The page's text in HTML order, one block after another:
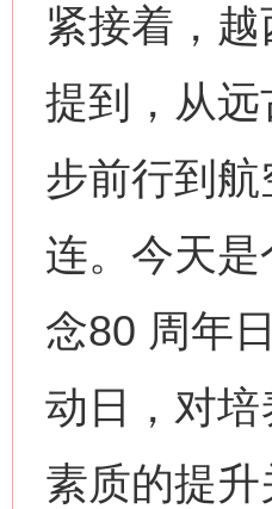
紧接着，
提到，从
步前行到
连。今天
念80 周年
动日，对培
素质的提